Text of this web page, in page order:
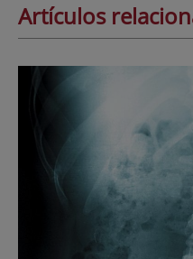
Artículos